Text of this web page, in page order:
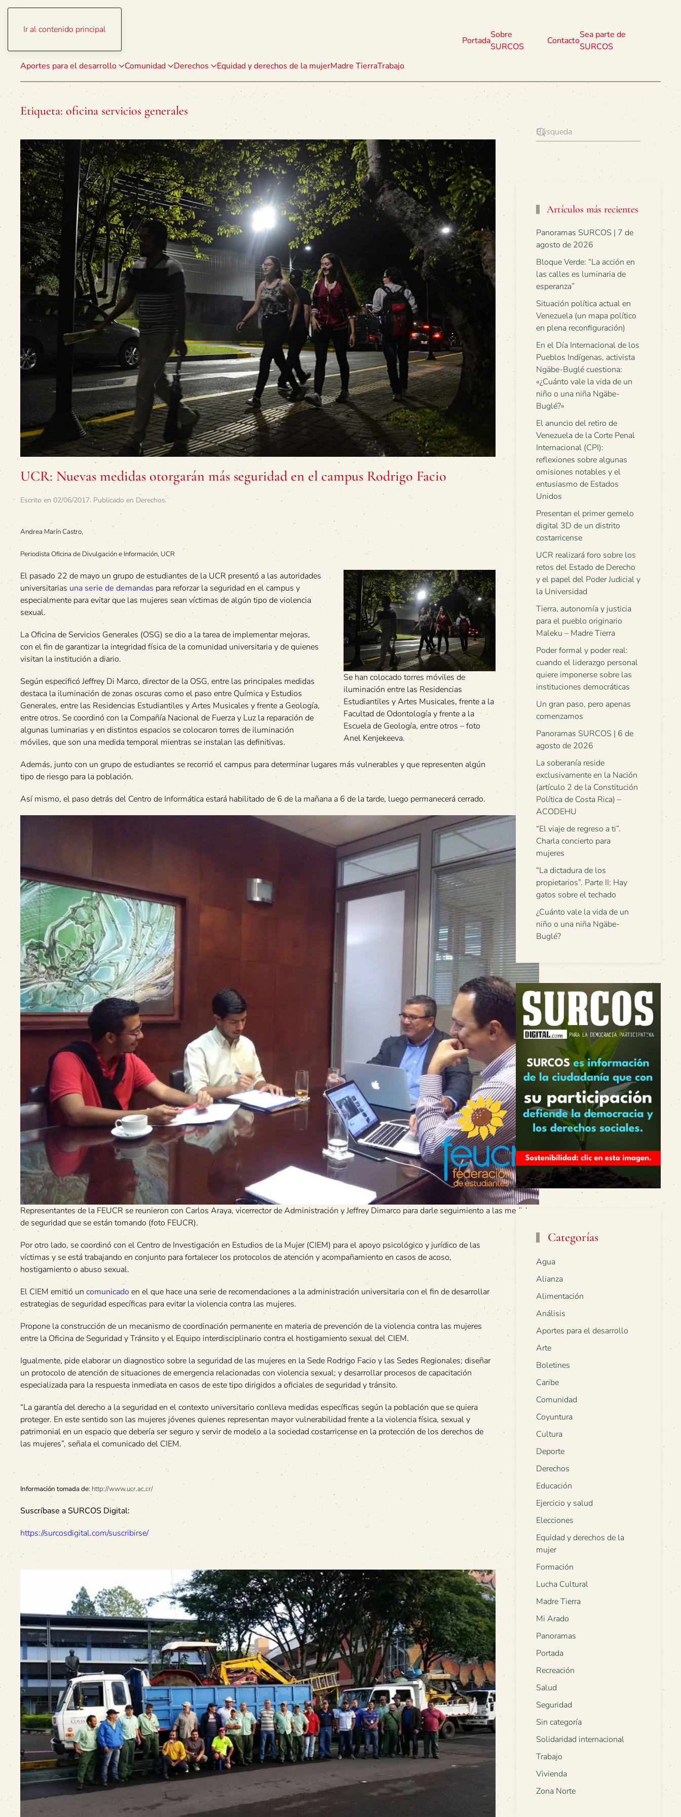
Ir al contenido principal
Aportes para el desarrollo Comunidad Derechos Equidad y derechos de la mujerMadre TierraTrabajo
Portada
Sobre
SURCOS
Contacto
Sea parte de
SURCOS
Etiqueta: oficina servicios generales
UCR: Nuevas medidas otorgarán más seguridad en el campus Rodrigo Facio
Escrito en 02/06/2017. Publicado en Derechos.
Andrea Marín Castro,
Periodista Oficina de Divulgación e Información, UCR
Se han colocado torres móviles de
iluminación entre las Residencias
Estudiantiles y Artes Musicales, frente a la
Facultad de Odontología y frente a la
Escuela de Geología, entre otros – foto
Anel Kenjekeeva.
El pasado 22 de mayo un grupo de estudiantes de la UCR presentó a las autoridades
universitarias una serie de demandas para reforzar la seguridad en el campus y
especialmente para evitar que las mujeres sean víctimas de algún tipo de violencia
sexual.
La Oficina de Servicios Generales (OSG) se dio a la tarea de implementar mejoras,
con el fin de garantizar la integridad física de la comunidad universitaria y de quienes
visitan la institución a diario.
Según especificó Jeffrey Di Marco, director de la OSG, entre las principales medidas
destaca la iluminación de zonas oscuras como el paso entre Química y Estudios
Generales, entre las Residencias Estudiantiles y Artes Musicales y frente a Geología,
entre otros. Se coordinó con la Compañía Nacional de Fuerza y Luz la reparación de
algunas luminarias y en distintos espacios se colocaron torres de iluminación
móviles, que son una medida temporal mientras se instalan las definitivas.
Además, junto con un grupo de estudiantes se recorrió el campus para determinar lugares más vulnerables y que representen algún
tipo de riesgo para la población.
Así mismo, el paso detrás del Centro de Informática estará habilitado de 6 de la mañana a 6 de la tarde, luego permanecerá cerrado.
Representantes de la FEUCR se reunieron con Carlos Araya, vicerrector de Administración y Jeffrey Dimarco para darle seguimiento a las medidas
de seguridad que se están tomando (foto FEUCR).
Por otro lado, se coordinó con el Centro de Investigación en Estudios de la Mujer (CIEM) para el apoyo psicológico y jurídico de las
víctimas y se está trabajando en conjunto para fortalecer los protocolos de atención y acompañamiento en casos de acoso,
hostigamiento o abuso sexual.
El CIEM emitió un comunicado en el que hace una serie de recomendaciones a la administración universitaria con el fin de desarrollar
estrategias de seguridad específicas para evitar la violencia contra las mujeres.
Propone la construcción de un mecanismo de coordinación permanente en materia de prevención de la violencia contra las mujeres
entre la Oficina de Seguridad y Tránsito y el Equipo interdisciplinario contra el hostigamiento sexual del CIEM.
Igualmente, pide elaborar un diagnostico sobre la seguridad de las mujeres en la Sede Rodrigo Facio y las Sedes Regionales; diseñar
un protocolo de atención de situaciones de emergencia relacionadas con violencia sexual; y desarrollar procesos de capacitación
especializada para la respuesta inmediata en casos de este tipo dirigidos a oficiales de seguridad y tránsito.
“La garantía del derecho a la seguridad en el contexto universitario conlleva medidas específicas según la población que se quiera
proteger. En este sentido son las mujeres jóvenes quienes representan mayor vulnerabilidad frente a la violencia física, sexual y
patrimonial en un espacio que debería ser seguro y servir de modelo a la sociedad costarricense en la protección de los derechos de
las mujeres”, señala el comunicado del CIEM.
Información tomada de: http://www.ucr.ac.cr/
Suscríbase a SURCOS Digital:
https://surcosdigital.com/suscribirse/
Artículos más recientes
Panoramas SURCOS | 7 de
agosto de 2026
Bloque Verde: “La acción en
las calles es luminaria de
esperanza”
Situación política actual en
Venezuela (un mapa político
en plena reconfiguración)
En el Día Internacional de los
Pueblos Indígenas, activista
Ngäbe-Buglé cuestiona:
«¿Cuánto vale la vida de un
niño o una niña Ngäbe-
Buglé?»
El anuncio del retiro de
Venezuela de la Corte Penal
Internacional (CPI):
reflexiones sobre algunas
omisiones notables y el
entusiasmo de Estados
Unidos
Presentan el primer gemelo
digital 3D de un distrito
costarricense
UCR realizará foro sobre los
retos del Estado de Derecho
y el papel del Poder Judicial y
la Universidad
Tierra, autonomía y justicia
para el pueblo originario
Maleku – Madre Tierra
Poder formal y poder real:
cuando el liderazgo personal
quiere imponerse sobre las
instituciones democráticas
Un gran paso, pero apenas
comenzamos
Panoramas SURCOS | 6 de
agosto de 2026
La soberanía reside
exclusivamente en la Nación
(artículo 2 de la Constitución
Política de Costa Rica) –
ACODEHU
“El viaje de regreso a ti”.
Charla concierto para
mujeres
“La dictadura de los
propietarios”. Parte II: Hay
gatos sobre el techado
¿Cuánto vale la vida de un
niño o una niña Ngäbe-
Buglé?
Categorías
Agua
Alianza
Alimentación
Análisis
Aportes para el desarrollo
Arte
Boletines
Caribe
Comunidad
Coyuntura
Cultura
Deporte
Derechos
Educación
Ejercicio y salud
Elecciones
Equidad y derechos de la
mujer
Formación
Lucha Cultural
Madre Tierra
Mi Arado
Panoramas
Portada
Recreación
Salud
Seguridad
Sin categoría
Solidaridad internacional
Trabajo
Vivienda
Zona Norte